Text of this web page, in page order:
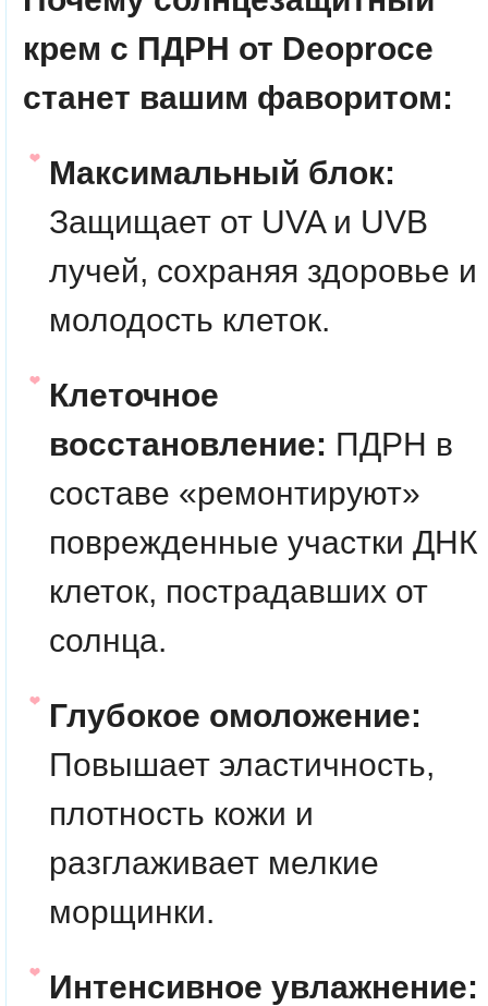
крем с ПДРН от Deoproce
станет вашим фаворитом:
Максимальный блок:
Защищает от UVA и UVB
лучей, сохраняя здоровье и
молодость клеток.
Клеточное
восстановление: ПДРН в
составе «ремонтируют»
поврежденные участки ДНК
клеток, пострадавших от
солнца.
Глубокое омоложение:
Повышает эластичность,
плотность кожи и
разглаживает мелкие
морщинки.
Интенсивное увлажнение: